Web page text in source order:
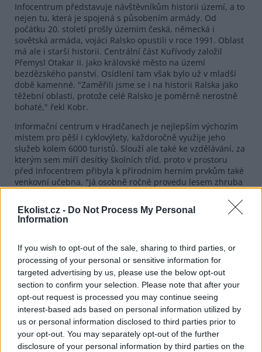
Ekolist.cz - Do Not Process My Personal
Information
If you wish to opt-out of the sale, sharing to third parties, or
processing of your personal or sensitive information for
targeted advertising by us, please use the below opt-out
section to confirm your selection. Please note that after your
opt-out request is processed you may continue seeing
interest-based ads based on personal information utilized by
us or personal information disclosed to third parties prior to
your opt-out. You may separately opt-out of the further
disclosure of your personal information by third parties on the
Infocentrum představuje návštěvníkům historii území, a to
nejen tu, která je spojená s působením armády. Od
počátku 20. století prošly územím česká, německá i
sovětská armáda, vojáci Ralsko opustili v roce 1991. Oblast
má ale i starší historii. Centrální část Kuřívody založil
Přemysl Otakar II. jako královské město na území
bezdězského panství. Osídlení tam však bylo už v mladší
době kamenné. "Zaměřili jsme se i na historii Ralska jako
těžební oblasti, protože celé Ralsko je poměrně nerostně
bohaté," řekl Kobr.
Informační centrum v Hradčanech je nejlepším výchozím
místem pro pěší i cyklovýlety, každoročně využije jeho
služeb kolem 6000 turistů. Slouží ale také ke vzdělávání, za
kterým sem míří desítky školních tříd, proto v prostoru
před infocentrem přibyla k přírodním herním prvkům také
venkovní učebna. "Já osobně ročně provedu lesem zhruba
vyzkouší si práci lesníka, ušpiní se, zahrajeme si nějaké hry
a oni se prostřednictvím toho zážitku učí o přírodě," dodal
lesní pedagog.
Vojenské lesy a statky hospodaří na více než 140 000
hektarech půdy ve vojenských újezdech, armádních
cvičištích a v jejich okolí. Mimoňská divize hospodaří
zejména na území bývalých Vojenských výcvikových
prostorů Ralsko a Milovice - Mladá, ve správě má lesy,
zemědělskou půdu, vodní a zastavěné plochy o rozloze
přes 28 000 hektarů. "Zdejší divize vojenských lesů má
suverénně nejvíc zvláště chráněných území, celkem 21,"
dodal Placanda. Ochranou přírody je dotčeno více než 40
procent území ve správě VLS.